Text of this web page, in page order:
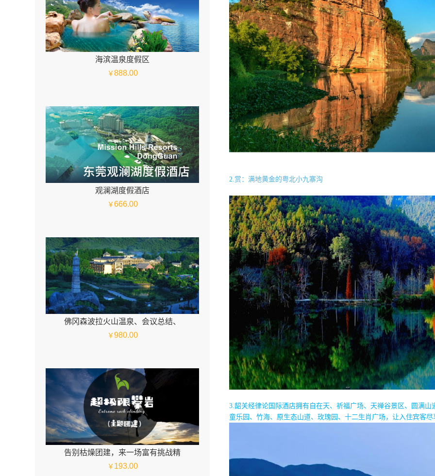
海滨温泉度假区
￥888.00
观澜湖度假酒店
￥666.00
佛冈森波拉火山温泉、会议总结、
￥980.00
告别枯燥团建，来一场富有挑战精
￥ 193.00
2.赏：满地黄金的粤北小九寨沟
3.韶关经律论国际酒店拥有自在天、祈福广场、天禅谷景区、圆满
童乐园、竹海、原生态山道、玫瑰园、十二生肖广场，让入住宾客